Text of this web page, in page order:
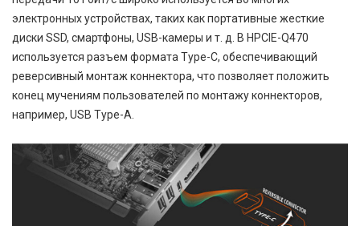
электронных устройствах, таких как портативные жесткие
диски SSD, смартфоны, USB-камеры и т. д. В HPCIE-Q470
используется разъем формата Type-C, обеспечивающий
реверсивный монтаж коннектора, что позволяет положить
конец мучениям пользователей по монтажу коннекторов,
например, USB Type-A.